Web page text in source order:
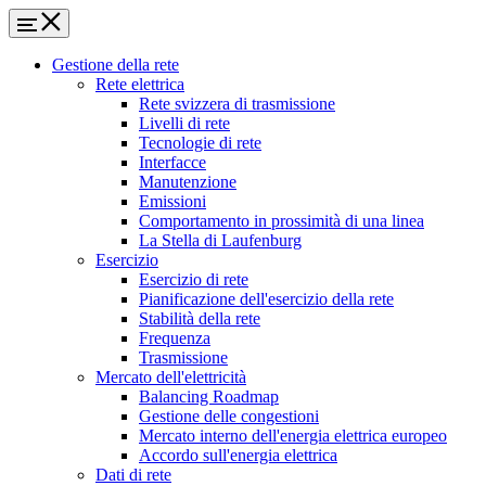
Gestione della rete
Rete elettrica
Rete svizzera di trasmissione
Livelli di rete
Tecnologie di rete
Interfacce
Manutenzione
Emissioni
Comportamento in prossimità di una linea
La Stella di Laufenburg
Esercizio
Esercizio di rete
Pianificazione dell'esercizio della rete
Stabilità della rete
Frequenza
Trasmissione
Mercato dell'elettricità
Balancing Roadmap
Gestione delle congestioni
Mercato interno dell'energia elettrica europeo
Accordo sull'energia elettrica
Dati di rete